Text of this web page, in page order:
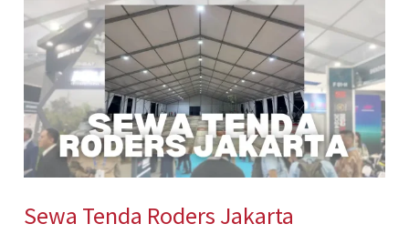
Sewa Tenda Roders Jakarta
Tenda
Roders
Jakarta